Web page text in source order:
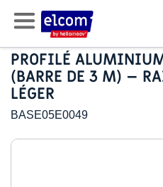
PROFILÉ
(BARRE DE 3 M) –
LÉGER
BASE05E0049